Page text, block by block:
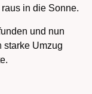
in die Sonne.
und nun
starke Umzug